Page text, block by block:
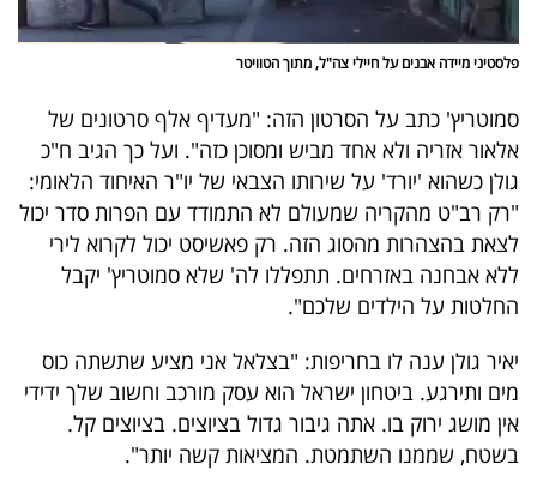
פעולה
דרושים
ניוזלטרים
מייל
אדום
פרסמו
באייס
פלסטיני מיידה אבנים על חיילי צה"ל, מתוך הטוויטר
סמוטריץ' כתב על הסרטון הזה: "מעדיף אלף סרטונים של
אלאור אזריה ולא אחד מביש ומסוכן כזה". ועל כך הגיב ח"כ
גולן כשהוא 'יורד' על שירותו הצבאי של יו"ר האיחוד הלאומי:
"רק רב"ט מהקריה שמעולם לא התמודד עם הפרות סדר יכול
לצאת בהצהרות מהסוג הזה. רק פאשיסט יכול לקרוא לירי
ללא אבחנה באזרחים. תתפללו לה' שלא סמוטריץ' יקבל
החלטות על הילדים שלכם".
יאיר גולן ענה לו בחריפות: "בצלאל אני מציע שתשתה כוס
מים ותירגע. ביטחון ישראל הוא עסק מורכב וחשוב שלך ידידי
אין מושג ירוק בו. אתה גיבור גדול בציוצים. בציוצים קל.
בשטח, שממנו השתמטת. המציאות קשה יותר".